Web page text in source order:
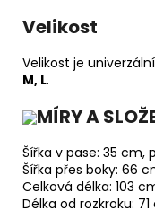
Velikost
Velikost je
M, L.
MÍRY A
Šířka v pase: 35 cm,
Šířka přes boky: 66
Celková délka: 103
Délka od rozkroku: